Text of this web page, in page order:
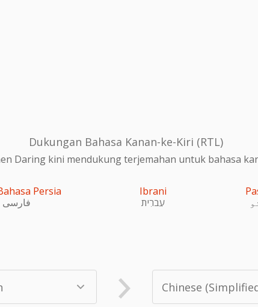
Dukungan Bahasa Kanan-ke-Kiri (RTL)
Daring kini mendukung terjemahan untuk bahasa
Persia
فارسی
Ibrani
עִברִית